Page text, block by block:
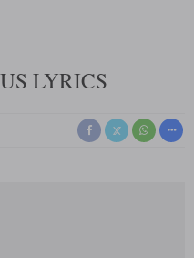
LYRICS